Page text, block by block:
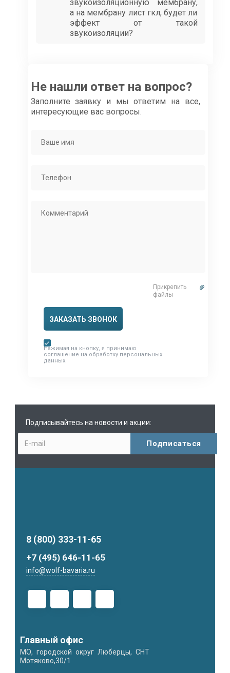
звукоизоляционную мембрану,
а на мембрану лист гкл, будет ли
эффект от такой
звукоизоляции?
Не нашли ответ на вопрос?
Заполните заявку и мы ответим на все,
интересующие вас вопросы.
Прикрепить
файлы
ЗАКАЗАТЬ ЗВОНОК
Нажимая на кнопку, я принимаю
соглашение на обработку персональных
данных.
Подписывайтесь на новости и акции:
8 (800) 333-11-65
+7 (495) 646-11-65
info@wolf-bavaria.ru
Главный офис
МО, городской округ Люберцы, СНТ
Мотяково,30/1